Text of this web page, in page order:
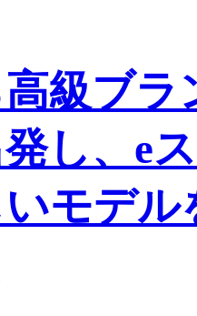
級ブラ
し、e
モデル